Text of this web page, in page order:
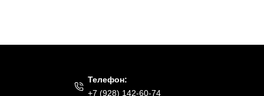
Телефон:
+7 (928) 142-60-74